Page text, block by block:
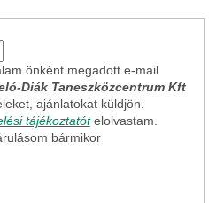
önként megadott e-mail
Diák Taneszközcentrum Kft
ajánlatokat küldjön.
tájékoztatót elolvastam.
bármikor